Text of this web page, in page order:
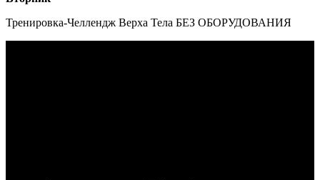
Тренировка-Челлендж Верха Тела БЕЗ ОБОРУДОВАНИЯ